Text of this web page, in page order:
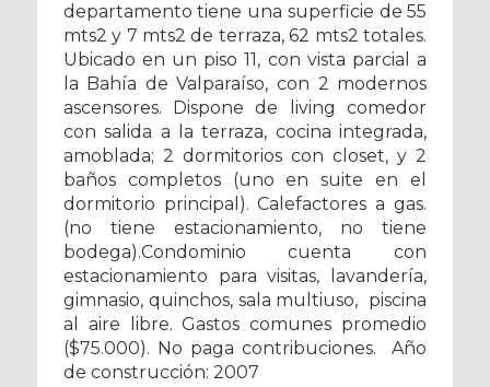
departamento tiene una superficie de 55
mts2 y 7 mts2 de terraza, 62 mts2 totales.
Ubicado en un piso 11, con vista parcial a
la Bahía de Valparaíso, con 2 modernos
ascensores. Dispone de living comedor
con salida a la terraza, cocina integrada,
amoblada; 2 dormitorios con closet, y 2
baños completos (uno en suite en el
dormitorio principal). Calefactores a gas.
(no tiene estacionamiento, no tiene
bodega).Condominio cuenta con
estacionamiento para visitas, lavandería,
gimnasio, quinchos, sala multiuso, piscina
al aire libre. Gastos comunes promedio
($75.000). No paga contribuciones. Año
de construcción: 2007